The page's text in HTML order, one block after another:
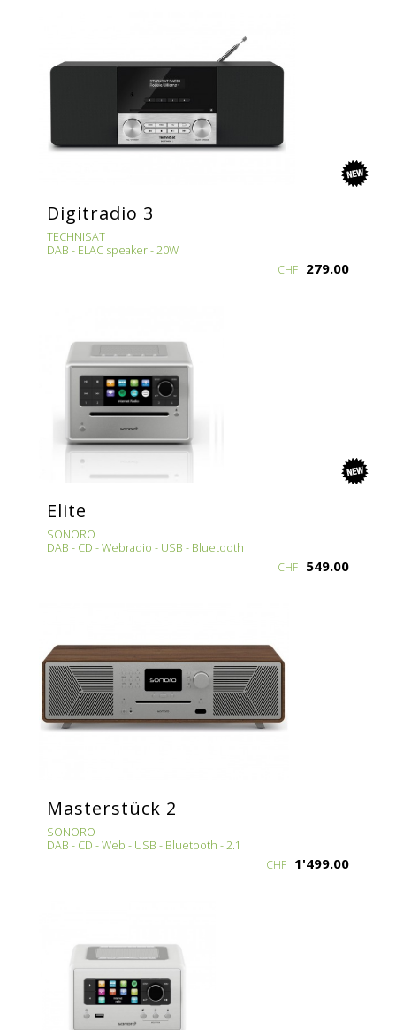
Digitradio 3
TECHNISAT
DAB - ELAC speaker - 20W
CHF 279.00
Elite
SONORO
DAB - CD - Webradio - USB - Bluetooth
CHF 549.00
Masterstück 2
SONORO
DAB - CD - Web - USB - Bluetooth - 2.1
CHF 1'499.00